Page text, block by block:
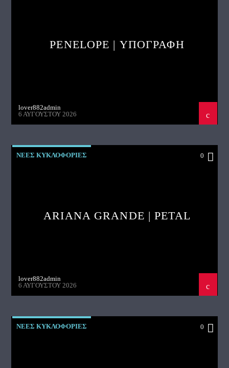
PENELOPE | ΥΠΟΓΡΑΦΗ
lover882admin
6 ΑΥΓΟΎΣΤΟΥ 2026
ΝΕΕΣ ΚΥΚΛΟΦΟΡΙΕΣ 0
ARIANA GRANDE | PETAL
lover882admin
6 ΑΥΓΟΎΣΤΟΥ 2026
ΝΕΕΣ ΚΥΚΛΟΦΟΡΙΕΣ 0